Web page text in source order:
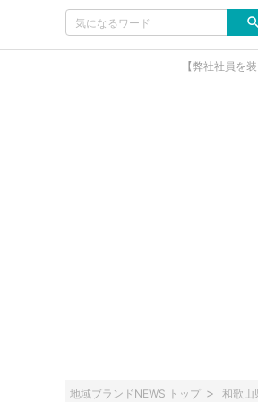
【弊社社員を
地域ブランドNEWS トップ 和歌山